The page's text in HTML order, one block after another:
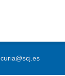
curia@scj.es